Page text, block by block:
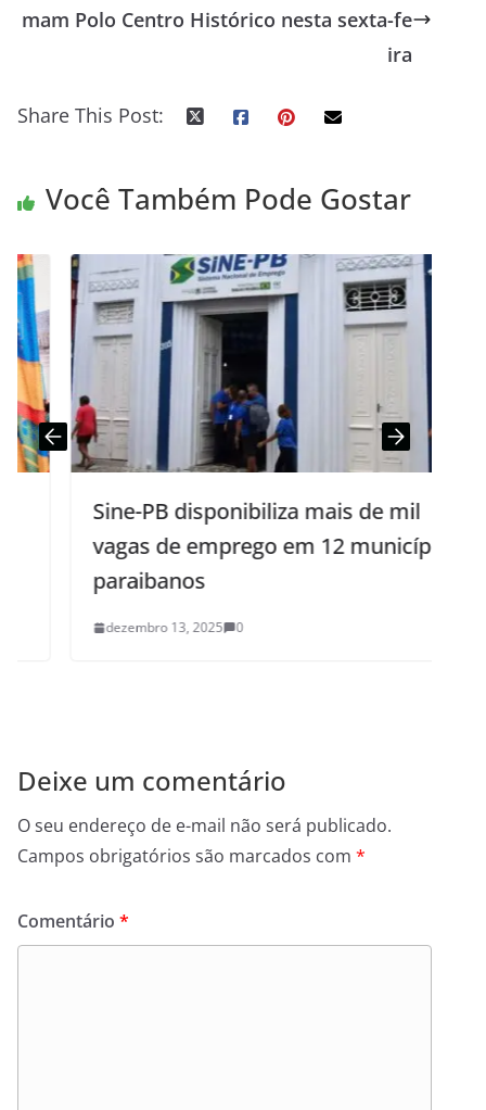
mam Polo Centro Histórico nesta sexta-fe
ira
Share This Post:
Você Também Pode Gostar
Sine-PB disponibiliza mais de mil
vagas de emprego em 12 municípios
paraibanos
dezembro 13, 2025 0
Deixe um comentário
O seu endereço de e-mail não será publicado.
Campos obrigatórios são marcados com *
Comentário *